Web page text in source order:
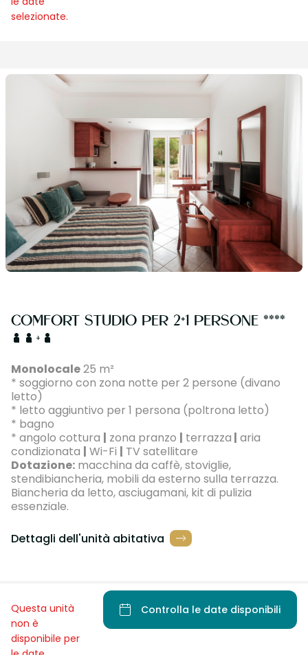
selezionate.
COMFORT STUDIO PER 2+1 PERSONE ****
+
Monolocale25 m²
* soggiorno con zona notte per 2 persone (divano
letto)
* letto aggiuntivo per 1 persona (poltrona letto)
* bagno
* angolo cottura | zona pranzo | terrazza | aria
condizionata | Wi-Fi | TV satellitare
Dotazione: macchina da caffè, stoviglie,
stendibiancheria, mobili da esterno sulla terrazza.
Biancheria da letto, asciugamani, kit di pulizia
essenziale.
Dettagli dell'unità abitativa
Questa unità
non è
disponibile per
Controlla le date disponibili